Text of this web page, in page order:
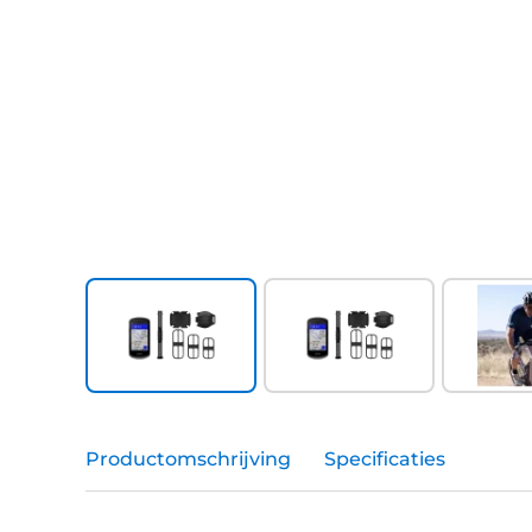
Productomschrijving Specificaties